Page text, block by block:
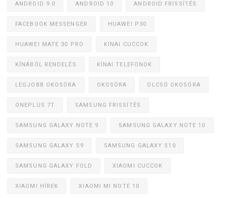
ANDROID 9.0 ANDROID 10 ANDROID FRISSÍTÉS
FACEBOOK MESSENGER HUAWEI P30
HUAWEI MATE 30 PRO KÍNAI CUCCOK
KÍNÁBÓL RENDELÉS KÍNAI TELEFONOK
LEGJOBB OKOSÓRA OKOSÓRA OLCSÓ OKOSÓRA
ONEPLUS 7T SAMSUNG FRISSÍTÉS
SAMSUNG GALAXY NOTE 9 SAMSUNG GALAXY NOTE 10
SAMSUNG GALAXY S9 SAMSUNG GALAXY S10
SAMSUNG GALAXY FOLD XIAOMI CUCCOK
XIAOMI HÍREK XIAOMI MI NOTE 10